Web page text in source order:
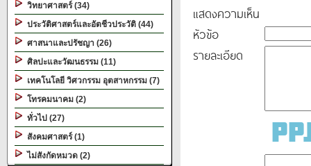
วิทยาศาสตร์ (34)
ประวัติศาสตร์และอัตชีวประวัติ (44)
ศาสนาและปรัชญา (26)
ศิลปะและวัฒนธรรม (11)
เทคโนโลยี วิศวกรรม อุตสาหกรรม (7)
โทรคมนาคม (2)
ทั่วไป (27)
สังคมศาสตร์ (1)
ไม่สังกัดหมวด (2)
แสดงความเห็น
หัวข้อ
รายละเอียด